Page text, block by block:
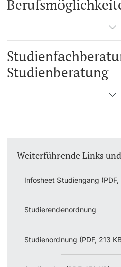
Studienberatung
Weiterführende Links
Infosheet Studiengang (PDF,
Studierendenordnung
Studienordnung (PDF, 213